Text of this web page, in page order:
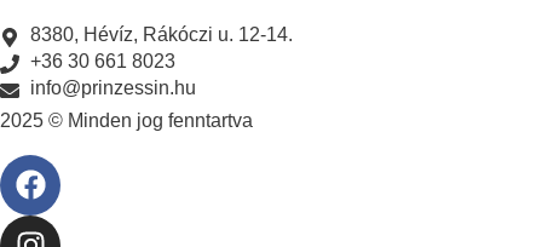
8380, Hévíz, Rákóczi u. 12-14.
+36 30 661 8023
info@prinzessin.hu
2025 © Minden jog fenntartva